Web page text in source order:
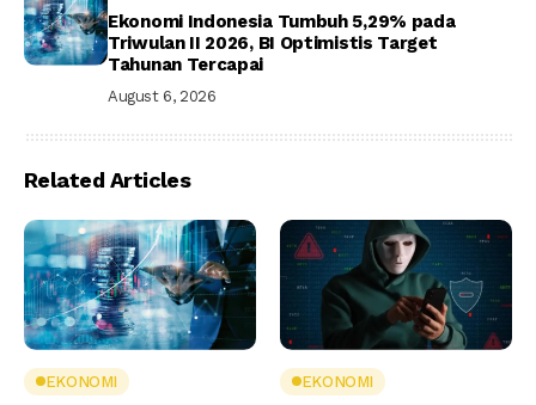
Ekonomi Indonesia Tumbuh 5,29% pada
Triwulan II 2026, BI Optimistis Target
Tahunan Tercapai
August 6, 2026
Related Articles
EKONOMI EKONOMI